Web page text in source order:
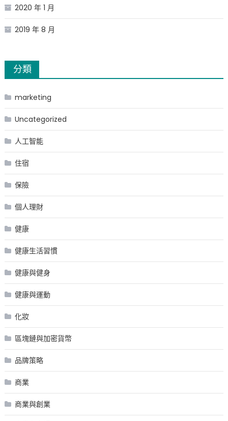
2020 年 1 月
2019 年 8 月
分類
marketing
Uncategorized
人工智能
住宿
保險
個人理財
健康
健康生活習慣
健康與健身
健康與運動
化妝
區塊鏈與加密貨幣
品牌策略
商業
商業與創業